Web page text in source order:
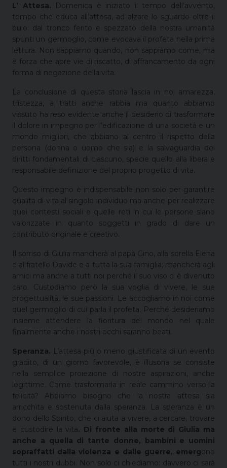
L’ Attesa. Domenica è iniziato il tempo dell’avvento,
tempo che educa all’attesa, ad alzare lo sguardo oltre il
buio: dal tronco ferito e spezzato della nostra umanità
spunti un germoglio, come evocava il profeta nella prima
lettura. Non sappiamo quando, non sappiamo come, ma
è forza che apre vie di riscatto, di affrancamento da ogni
forma di negazione della vita.
La conclusione di questa storia lascia in noi amarezza,
tristezza, a tratti anche rabbia ma quanto abbiamo
vissuto ha reso evidente anche il desiderio di trasformare
il dolore in impegno per l’edificazione di una società e un
mondo migliori, che abbiano al centro il rispetto della
persona (donna o uomo che sia) e la salvaguardia dei
diritti fondamentali di ciascuno, specie quello alla libera e
responsabile definizione del proprio progetto di vita.
Questo impegno è indispensabile non solo per garantire
qualità di vita al singolo individuo ma anche per realizzare
quei contesti sociali e quelle reti in cui le persone siano
valorizzate in quanto soggetti in grado di dare un
contributo originale e creativo.
Il sorriso di Giulia mancherà al papà Gino, alla sorella Elena
e al fratello Davide e a tutta la sua famiglia; mancherà agli
amici ma anche a tutti noi perché il suo viso ci è divenuto
caro. Custodiamo però la sua voglia di vivere, le sue
progettualità, le sue passioni. Le accogliamo in noi come
quel germoglio di cui parla il profeta. Perché desideriamo
insieme attendere la fioritura del mondo nel quale
finalmente anche i nostri occhi saranno beati.
Speranza. L’attesa più o meno giustificata di un evento
gradito, di un giorno favorevole, è illusoria se consiste
nella semplice proiezione di nostre aspirazioni, anche
legittime. Come trasformarla in reale cammino verso la
felicità? Abbiamo bisogno che la nostra attesa sia
arricchita e sostenuta dalla speranza. La speranza è un
dono dello Spirito, che ci aiuta a vivere, a cercare, trovare
e custodire la vita. Di fronte alla morte di Giulia ma
anche a quella di tante donne, bambini e uomini
sopraffatti dalla violenza e dalle guerre, emergono
tutti i nostri dubbi. Non solo ci chiediamo: davvero ci sarà